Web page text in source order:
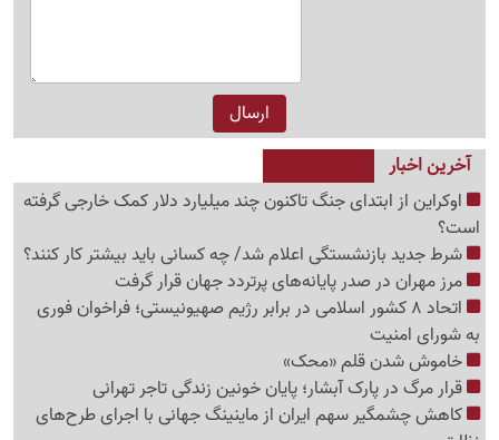
آخرین اخبار
اوکراین از ابتدای جنگ تاکنون چند میلیارد دلار کمک خارجی گرفته
است؟
شرط جدید بازنشستگی اعلام شد/ چه کسانی باید بیشتر کار کنند؟
مرز مهران در صدر پایانه‌های پرتردد جهان قرار گرفت
اتحاد 8 کشور اسلامی در برابر رژیم صهیونیستی؛ فراخوان فوری
به شورای امنیت
خاموش شدن قلم «محک»
قرار مرگ در پارک آبشار؛ پایان خونین زندگی تاجر تهرانی
کاهش چشمگیر سهم ایران از ماینینگ جهانی با اجرای طرح‌های